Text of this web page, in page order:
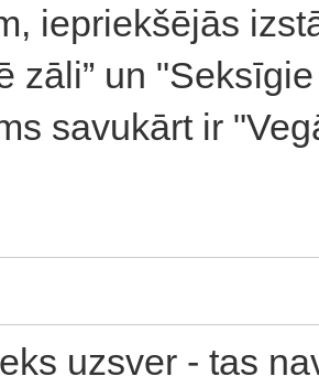
iepriekšējās
zāli” un
savukārt ir
uzsver - tas